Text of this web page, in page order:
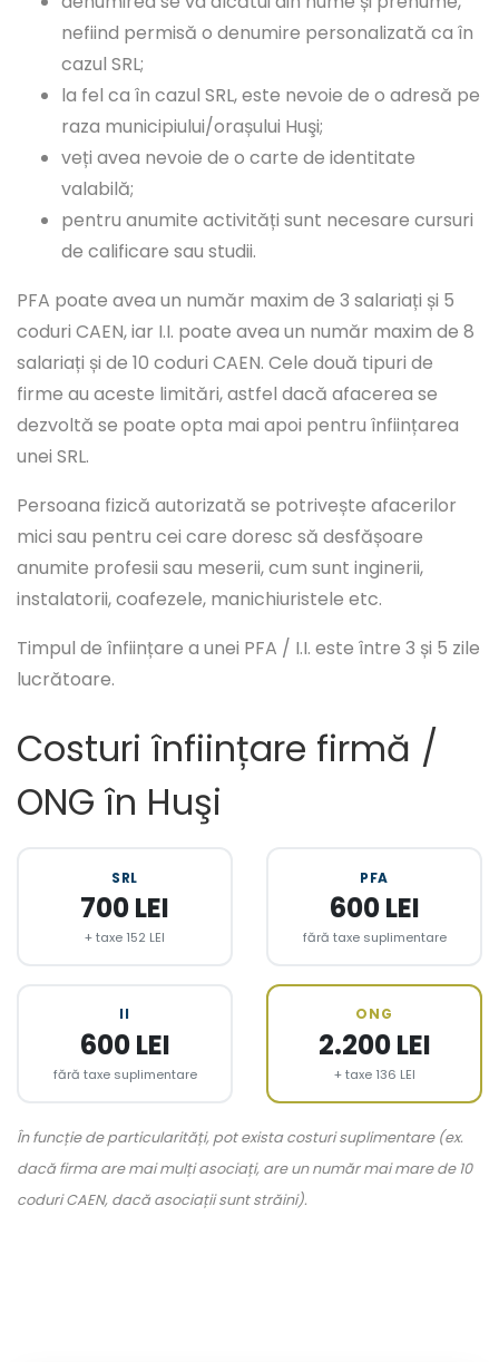
nefiind permisă o denumire personalizată ca în
cazul SRL;
la fel ca în cazul SRL, este nevoie de o adresă pe
raza municipiului/orașului Huşi;
veți avea nevoie de o carte de identitate
valabilă;
pentru anumite activități sunt necesare cursuri
de calificare sau studii.
PFA poate avea un număr maxim de 3 salariați și 5
coduri CAEN, iar I.I. poate avea un număr maxim de 8
salariați și de 10 coduri CAEN. Cele două tipuri de
firme au aceste limitări, astfel dacă afacerea se
dezvoltă se poate opta mai apoi pentru înființarea
unei SRL.
Persoana fizică autorizată se potrivește afacerilor
mici sau pentru cei care doresc să desfășoare
anumite profesii sau meserii, cum sunt inginerii,
instalatorii, coafezele, manichiuristele etc.
Timpul de înființare a unei PFA / I.I. este între 3 și 5 zile
lucrătoare.
Costuri înființare firmă /
ONG în Huşi
SRL
700 LEI
+ taxe 152 LEI
PFA
600 LEI
fără taxe suplimentare
II
600 LEI
fără taxe suplimentare
ONG
2.200 LEI
+ taxe 136 LEI
În funcție de particularități, pot exista costuri suplimentare (ex.
dacă firma are mai mulți asociați, are un număr mai mare de 10
coduri CAEN, dacă asociații sunt străini).